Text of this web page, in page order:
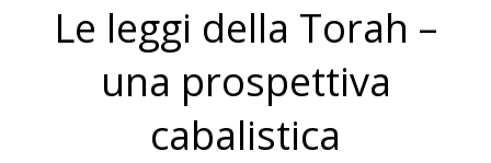
Le leggi della Torah –
una prospettiva
cabalistica